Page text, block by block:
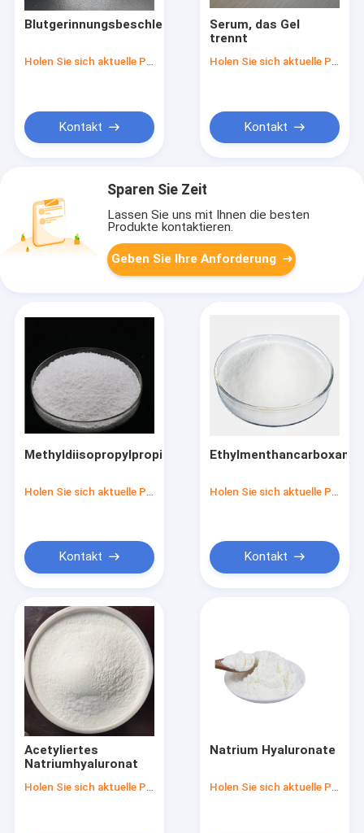
Blutgerinnungsbeschleuniger
Holen Sie sich aktuelle Preis
Kontakt
Serum, das Gel
trennt
Holen Sie sich aktuelle Preis
Kontakt
Sparen Sie Zeit
Lassen Sie uns mit Ihnen die besten
Produkte kontaktieren.
Geben Sie Ihre Anforderung
Methyldiisopropylpropionamid
Holen Sie sich aktuelle Preis
Kontakt
Ethylmenthancarboxamid
Holen Sie sich aktuelle Preis
Kontakt
Acetyliertes
Natriumhyaluronat
Holen Sie sich aktuelle Preis
Natrium Hyaluronate
Holen Sie sich aktuelle Preis